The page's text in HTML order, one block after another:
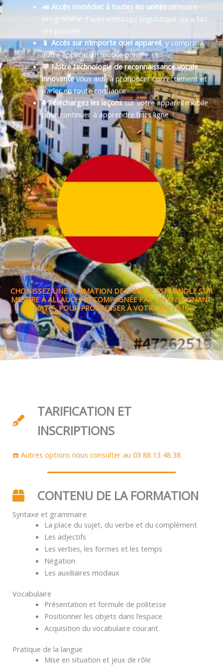
📣 Accès immédiat à toutes les unitésde notre
programme d’apprentissage linguistique qui a fait
ses preuves
📱 Accès sur n’importe quel appareil, y compris à
notre application mobile primée
💬 Notre technologie de reconnaissance vocale
innovantevous aide à prononcer correctement et
parler en toute confiance
⬇️ Téléchargez les leçonssur votre appareil mobile
pour continuer à apprendre hors ligne
CHOISISSEZ UNE FORMATION DE LANGUE ESPAGNOLE SUR
MESURE À ALLAUCH, ACCOMPAGNÉE PAR UN ENSEIGNANT
NATIF, POUR PROGRESSER À VOTRE RYTHME.
TARIFICATION ET
INSCRIPTIONS
☎️ Autres options nous consulter au 03 88 13 48 38
CONTENU DE LA FORMATION
Syntaxe et grammaire
La place du sujet, du verbe et du complément
Les adjectifs
Les verbes, les formes et les temps
Négation
Les auxiliaires modaux
Vocabulaire
Présentation et formule de politesse
Positionner les objets dans l’espace
Acquisition du vocabulaire courant
Pratique de la langue
Mise en situation et jeux de rôle